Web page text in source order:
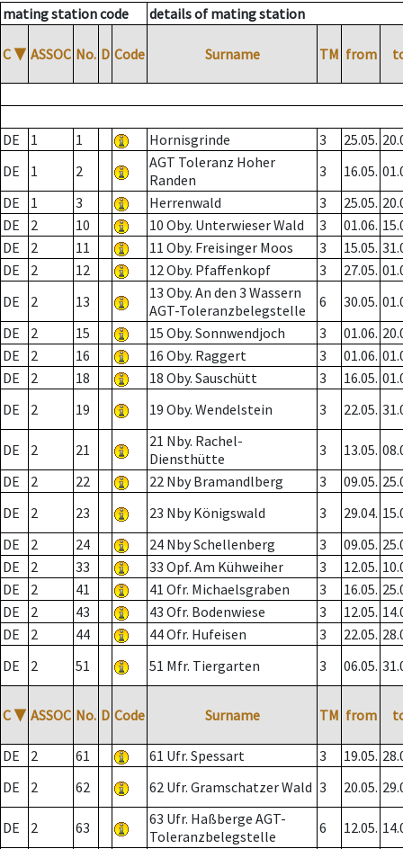
mating station code details of mating station
C ▼ ASSOC No. D Code Surname TM from
DE 1 1 Hornisgrinde 3 25.05.
DE
1 2
AGT Toleranz Hoher
Randen
3 16.05.
DE
1 3 Herrenwald 3 25.05.
DE
2 10 10 Oby. Unterwieser Wald 3 01.06.
DE
2 11 11 Oby. Freisinger Moos 3 15.05.
DE
2 12 12 Oby. Pfaffenkopf 3 27.05.
DE
2 13
13 Oby. An den 3 Wassern
AGT-Toleranzbelegstelle
6 30.05.
DE
2 15 15 Oby. Sonnwendjoch 3 01.06.
DE
2 16 16 Oby. Raggert 3 01.06.
DE
2 18 18 Oby. Sauschütt 3 16.05.
DE
2 19 19 Oby. Wendelstein 3 22.05.
DE 2 21
21 Nby. Rachel-
Diensthütte
3 13.05.
DE
2 22 22 Nby Bramandlberg 3 09.05.
DE
2 23 23 Nby Königswald 3 29.04.
DE
2 24 24 Nby Schellenberg 3 09.05.
DE
2 33 33 Opf. Am Kühweiher 3 12.05.
DE
2 41 41 Ofr. Michaelsgraben 3 16.05.
DE
2 43 43 Ofr. Bodenwiese 3 12.05.
DE
2 44 44 Ofr. Hufeisen 3 22.05.
DE
2 51 51 Mfr. Tiergarten 3 06.05.
C ▼ ASSOC No. D Code Surname TM from
DE 2 61 61 Ufr. Spessart 3 19.05.
DE
2 62 62 Ufr. Gramschatzer Wald 3 20.05.
DE 2 63
63 Ufr. Haßberge AGT-
Toleranzbelegstelle
6 12.05.